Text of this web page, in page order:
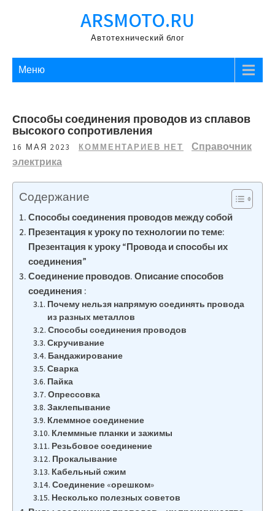
ARSMOTO.RU
Автотехнический блог
Меню
Способы соединения проводов из сплавов
высокого сопротивления
16 МАЯ 2023 КОММЕНТАРИЕВ НЕТ
Справочник
электрика
Содержание
Способы соединения проводов между собой
Презентация к уроку по технологии по теме:
Презентация к уроку “Провода и способы их
соединения”
Соединение проводов. Описание способов
соединения :
Почему нельзя напрямую соединять провода
из разных металлов
Способы соединения проводов
Скручивание
Бандажирование
Сварка
Пайка
Опрессовка
Заклепывание
Клеммное соединение
Клеммные планки и зажимы
Резьбовое соединение
Прокалывание
Кабельный сжим
Соединение «орешком»
Несколько полезных советов